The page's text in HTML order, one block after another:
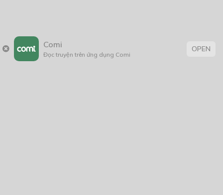
Comi
Đọc truyện trên ứng dụng Comi
OPEN